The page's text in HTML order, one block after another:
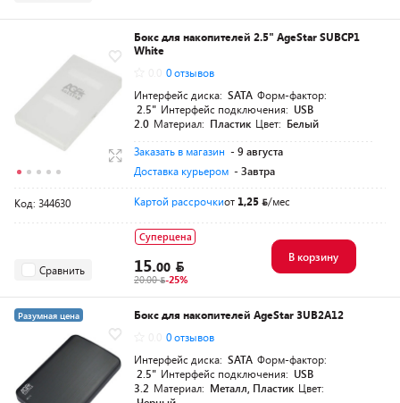
Бокс для накопителей 2.5" AgeStar SUBCP1
White
0 отзывов
Интерфейс диска: SATA Форм-фактор:
2.5" Интерфейс подключения: USB
2.0 Материал: Пластик Цвет: Белый
Заказать в магазин - 9 августа
Доставка курьером - Завтра
Код: 344630 Картой рассрочкиот 1,25 /мес
Сравнить
Суперцена
15.00
20.00 -25%
В корзину
Разумная цена
Бокс для накопителей AgeStar 3UB2A12
0 отзывов
Интерфейс диска: SATA Форм-фактор:
2.5" Интерфейс подключения: USB
3.2 Материал: Металл, Пластик Цвет: